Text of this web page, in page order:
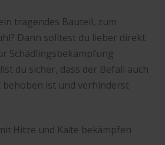
tragendes Bauteil, zum
Dann solltest du lieber direkt
Schädlingsbekämpfung
du sicher, dass der Befall auch
ist und verhinderst
Hitze und Kälte bekämpfen